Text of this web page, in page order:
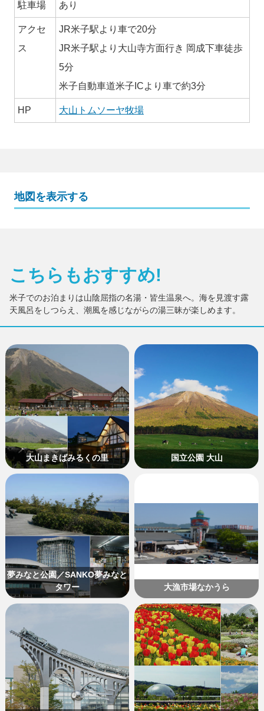
駐車場 あり
アクセ
ス
JR米子駅より車で20分
JR米子駅より大山寺方面行き 岡成下車徒歩
5分
米子自動車道米子ICより車で約3分
HP 大山トムソーヤ牧場
地図を表示する
こちらもおすすめ!
米子でのお泊まりは山陰屈指の名湯・皆生温泉へ。海を見渡す露
天風呂をしつらえ、潮風を感じながらの湯三昧が楽しめます。
大山まきばみるくの里 国立公園 大山
夢みなと公園／SANKO夢みなと
タワー
大漁市場なかうら